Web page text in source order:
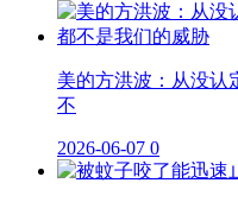
美的方洪波：从没认
不
2026-06-07 0